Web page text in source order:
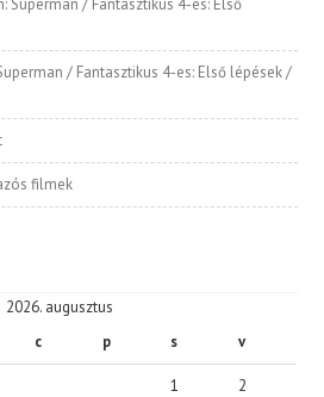
/ Fantasztikus 4-es: Első lépések /
filmek
2026. augusztus
c p s v
1 2